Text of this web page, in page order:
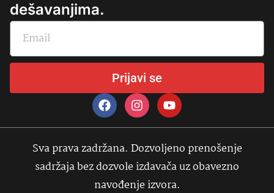
dešavanjima.
Prijavi se
Sva prava zadržana. Dozvoljeno prenošenje
sadržaja bez dozvole izdavača uz obavezno
navođenje izvora.